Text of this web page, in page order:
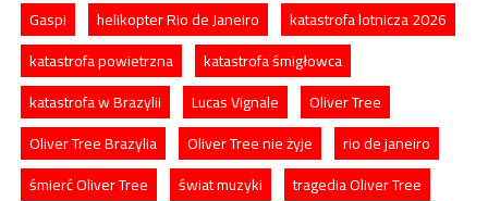
Gaspi helikopter Rio de Janeiro
katastrofa lotnicza 2026
katastrofa powietrzna
katastrofa śmigłowca
katastrofa w Brazylii
Lucas Vignale
Oliver Tree
Oliver Tree Brazylia
Oliver Tree nie żyje
rio de janeiro
śmierć Oliver Tree
świat muzyki
tragedia Oliver Tree